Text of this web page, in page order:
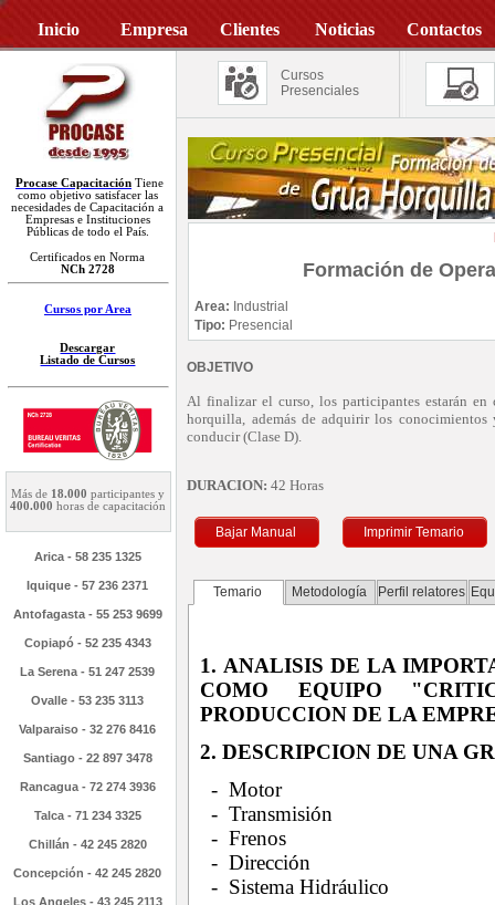
Inicio Empresa Clientes Noticias Contactos
Procase Capacitación Tiene
como objetivo satisfacer las
necesidades de Capacitación a
Empresas e Instituciones
Públicas de todo el País.
Certificados en Norma
NCh 2728
Cursos por Area
Descargar
Listado de Cursos
Más de 18.000 participantes y
400.000 horas de capacitación
Arica - 58 235 1325
Iquique - 57 236 2371
Antofagasta - 55 253 9699
Copiapó - 52 235 4343
La Serena - 51 247 2539
Ovalle - 53 235 3113
Valparaiso - 32 276 8416
Santiago - 22 897 3478
Rancagua - 72 274 3936
Talca - 71 234 3325
Chillán - 42 245 2820
Concepción - 42 245 2820
Los Angeles - 43 245 2113
Cursos
Presenciales
Formación de
Area: Industrial
Tipo: Presencial
OBJETIVO
Al finalizar el curso, los participantes estarán
horquilla, además de adquirir los
conducir (Clase D).
DURACION: 42 Horas
Bajar Manual Imprimir Temario
Temario Metodología Perfil relatores
1. ANALISIS DE LA
COMO EQUIPO
PRODUCCION DE LA
2. DESCRIPCION DE UNA
- Motor
- Transmisión
- Frenos
- Dirección
- Sistema Hidráulico